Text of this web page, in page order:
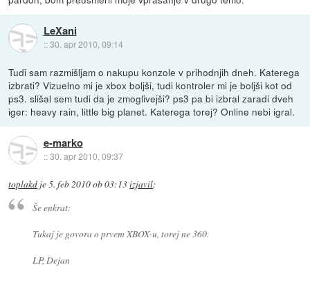
LeXani
::30. apr 2010, 09:14
Tudi sam razmišljam o nakupu konzole v prihodnjih dneh. Katerega
izbrati? Vizuelno mi je xbox boljši, tudi kontroler mi je boljši kot od
ps3. slišal sem tudi da je zmoglivejši? ps3 pa bi izbral zaradi dveh
iger: heavy rain, little big planet. Katerega torej? Online nebi igral.
e-marko
::30. apr 2010, 09:37
toplakd je5. feb 2010 ob 03:13izjavil:
Še enkrat:
Tukaj je govora o prvem XBOX-u, torej ne 360.
LP, Dejan